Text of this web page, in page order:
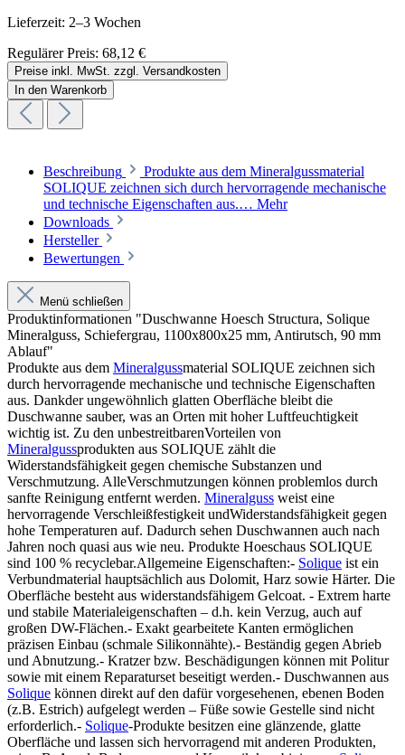
Lieferzeit: 2–3 Wochen
Regulärer Preis: 68,12 €
Preise inkl. MwSt. zzgl. Versandkosten
In den Warenkorb
Beschreibung
Produkte aus dem Mineralgussmaterial
SOLIQUE zeichnen sich durch hervorragende mechanische
und technische Eigenschaften aus.… Mehr
Downloads
Hersteller
Bewertungen
Menü schließen
Produktinformationen "Duschwanne Hoesch Structura, Solique
Mineralguss, Schiefergrau, 1100x800x25 mm, Antirutsch, 90 mm
Ablauf"
Produkte aus dem Mineralgussmaterial SOLIQUE zeichnen sich
durch hervorragende mechanische und technische Eigenschaften
aus. Dankder ungewöhnlich glatten Oberfläche bleibt die
Duschwanne sauber, was an Orten mit hoher Luftfeuchtigkeit
wichtig ist. Zu den unbestreitbarenVorteilen von
Mineralgussprodukten aus SOLIQUE zählt die
Widerstandsfähigkeit gegen chemische Substanzen und
Verschmutzung. AlleVerschmutzungen können problemlos durch
sanfte Reinigung entfernt werden. Mineralguss weist eine
hervorragende Verschleißfestigkeit undWiderstandsfähigkeit gegen
hohe Temperaturen auf. Dadurch sehen Duschwannen auch nach
Jahren noch quasi aus wie neu. Produkte Hoeschaus SOLIQUE
sind 100 % recyclebar.Allgemeine Eigenschaften:- Solique ist ein
Verbundmaterial hauptsächlich aus Dolomit, Harz sowie Härter. Die
Oberfläche besteht aus widerstandsfähigem Gelcoat. - Extrem harte
und stabile Materialeigenschaften – d.h. kein Verzug, auch auf
großen DW-Flächen.- Exakt gearbeitete Kanten ermöglichen
präzisen Einbau (schmale Silikonnähte).- Beständig gegen Abrieb
und Abnutzung.- Kratzer bzw. Beschädigungen können mit Politur
sowie mit einem Reparaturset beseitigt werden.- Duschwannen aus
Solique können direkt auf den dafür vorgesehenen, ebenen Boden
(z.B. Estrich) aufgelegt werden – Füße sowie Gestelle sind nicht
erforderlich.- Solique-Produkte besitzen eine glänzende, glatte
Oberfläche und lassen sich hervorragend mit anderen Produkten,